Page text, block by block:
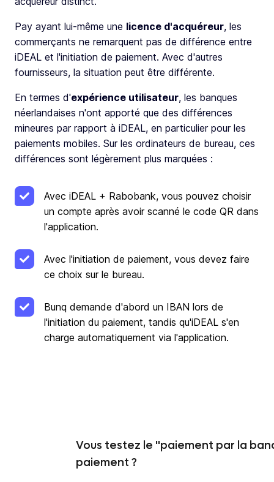
Pay ayant lui-même une licence d'acquéreur, les
commerçants ne remarquent pas de différence entre
iDEAL et l'initiation de paiement. Avec d'autres
fournisseurs, la situation peut être différente.
En termes d'expérience utilisateur, les banques
néerlandaises n'ont apporté que des différences
mineures par rapport à iDEAL, en particulier pour les
paiements mobiles. Sur les ordinateurs de bureau, ces
différences sont légèrement plus marquées :
Avec iDEAL + Rabobank, vous pouvez choisir
un compte après avoir scanné le code QR dans
l'application.
Avec l'initiation de paiement, vous devez faire
ce choix sur le bureau.
Bunq demande d'abord un IBAN lors de
l'initiation du paiement, tandis qu'iDEAL s'en
charge automatiquement via l'application.
Vous testez le "paiement par la
paiement ?